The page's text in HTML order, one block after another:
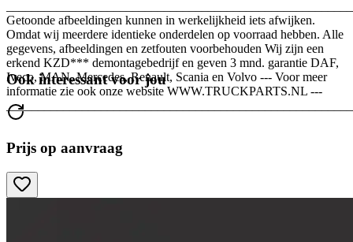
Getoonde afbeeldingen kunnen in werkelijkheid iets afwijken.
Omdat wij meerdere identieke onderdelen op voorraad hebben. Alle
gegevens, afbeeldingen en zetfouten voorbehouden Wij zijn een
erkend KZD*** demontagebedrijf en geven 3 mnd. garantie DAF,
Iveco, MAN, Mercedes, Renault, Scania en Volvo --- Voor meer
informatie zie ook onze website WWW.TRUCKPARTS.NL ---
Ook interessant voor jou
Prijs op aanvraag